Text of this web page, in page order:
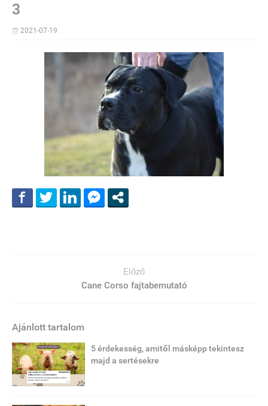
3
2021-07-19
Előző
Cane Corso fajtabemutató
Ajánlott tartalom
5 érdekesség, amitől másképp tekintesz
majd a sertésekre